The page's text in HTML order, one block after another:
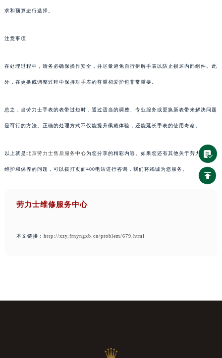
求和预算进行选择。
注意事项
在处理过程中，请务必确保操作安全，并尽量避免自行拆解手表以防止损坏内部组件。此
外，在更换或调整过程中保持对手表的尊重和爱护也非常重要。
总之，当劳力士手表的表带过短时，通过适当的调整、专业服务或更换新表带来解决问题
是可行的方法。正确的处理方式不仅能提升佩戴体验，还能延长手表的使用寿命。
以上就是北京劳力士售后服务中心为您分享的精彩内容。如果您还有其他关于劳力士手表
维护和保养的问题，可以拨打页面400电话进行咨询，我们将竭诚为您服务。
劳力士维修服务中心
本文链接： http://xzy.frnyngxb.cn/problem/679.html